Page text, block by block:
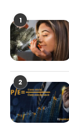
1
2